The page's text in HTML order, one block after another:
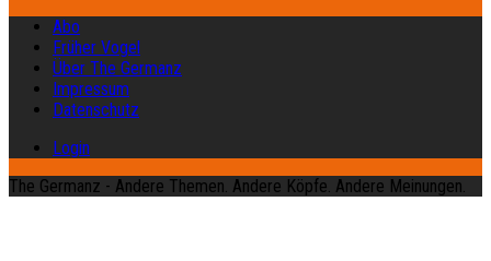
Abo
Früher Vogel
Über The Germanz
Impressum
Datenschutz
Login
The Germanz - Andere Themen. Andere Köpfe. Andere Meinungen.